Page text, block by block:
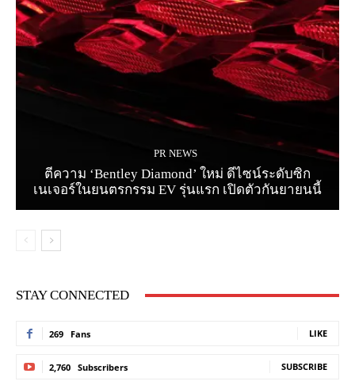
PR NEWS
ตีความ ‘Bentley Diamond’ ใหม่ ดีไซน์ระดับซิก
เนเจอร์ในยนตรกรรม EV รุ่นแรก เปิดตัวกันยายนนี้
STAY CONNECTED
269 Fans LIKE
2,760 Subscribers SUBSCRIBE